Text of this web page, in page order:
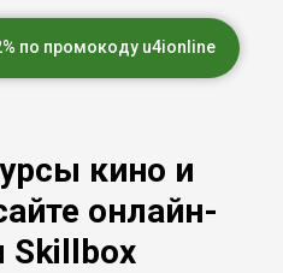
по промокоду u4ionline
кино и
онлайн-